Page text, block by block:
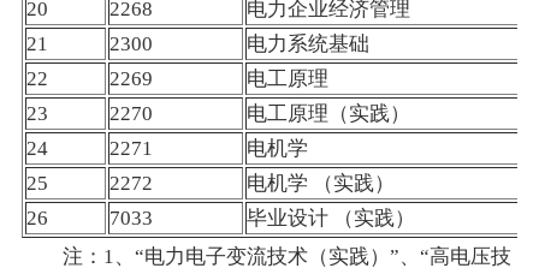
20
2268
电力企业经济管理
21
2300
电力系统基础
22
2269
电工原理
23
2270
电工原理（实践）
24
2271
电机学
25
2272
电机学 （实践）
26
7033
毕业设计 （实践）
注：1、“电力电子变流技术（实践）”、“高电压技